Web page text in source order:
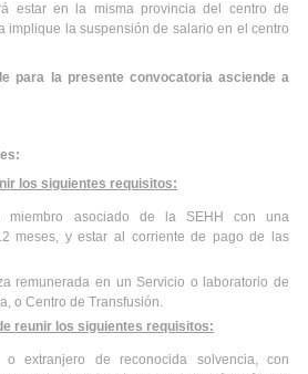
estar en la misma provincia del centro de
implique la suspensión de salario en el centro
para la presente convocatoria asciende a
los siguientes requisitos:
miembro asociado de la SEHH con una
meses, y estar al corriente de pago de las
remunerada en un Servicio o laboratorio de
o Centro de Transfusión.
reunir los siguientes requisitos:
extranjero de reconocida solvencia, con